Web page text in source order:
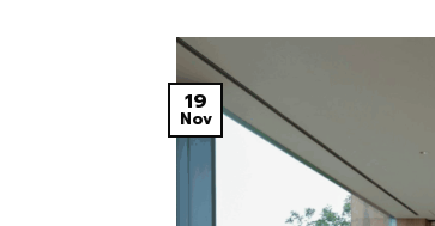
19
Nov